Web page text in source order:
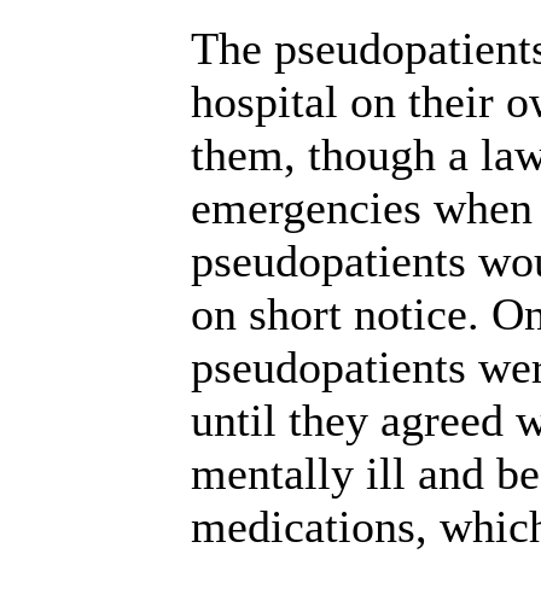
The
hospital on their
them, though a
emergencies
pseudopatients
on short notice.
pseudopatients
until they agreed
mentally ill and
medications,